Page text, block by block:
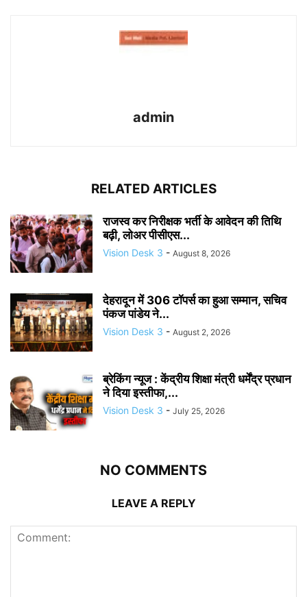
admin
RELATED ARTICLES
राजस्व कर निरीक्षक भर्ती के आवेदन की तिथि
बढ़ी, लोअर पीसीएस...
Vision Desk 3 - August 8, 2026
देहरादून में 306 टॉपर्स का हुआ सम्मान, सचिव
पंकज पांडेय ने...
Vision Desk 3 - August 2, 2026
ब्रेकिंग न्यूज : केंद्रीय शिक्षा मंत्री धर्मेंद्र प्रधान
ने दिया इस्तीफा,...
Vision Desk 3 - July 25, 2026
NO COMMENTS
LEAVE A REPLY